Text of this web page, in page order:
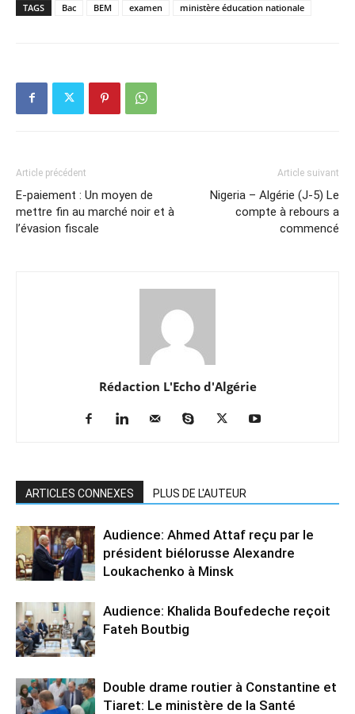
TAGS Bac BEM examen ministère éducation nationale
Article précédent
E-paiement : Un moyen de
mettre fin au marché noir et à
l’évasion fiscale
Article suivant
Nigeria – Algérie (J-5) Le
compte à rebours a
commencé
Rédaction L'Echo d'Algérie
ARTICLES CONNEXES PLUS DE L'AUTEUR
Audience: Ahmed Attaf reçu par le
président biélorusse Alexandre
Loukachenko à Minsk
Audience: Khalida Boufedeche reçoit
Fateh Boutbig
Double drame routier à Constantine et
Tiaret: Le ministère de la Santé